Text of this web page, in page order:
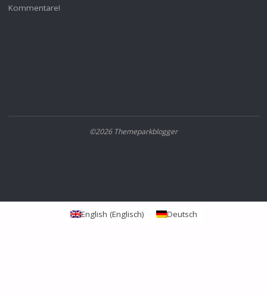
Kommentare!
©2026 Themeparkblogger
English (Englisch) Deutsch